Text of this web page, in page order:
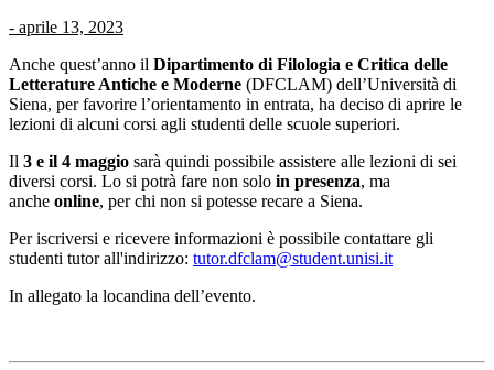
- aprile 13, 2023
Anche quest’anno il Dipartimento di Filologia e Critica delle
Letterature Antiche e Moderne (DFCLAM) dell’Università di
Siena, per favorire l’orientamento in entrata, ha deciso di aprire le
lezioni di alcuni corsi agli studenti delle scuole superiori.
Il 3 e il 4 maggio sarà quindi possibile assistere alle lezioni di sei
diversi corsi. Lo si potrà fare non solo in presenza, ma
anche online, per chi non si potesse recare a Siena.
Per iscriversi e ricevere informazioni è possibile contattare gli
studenti tutor all'indirizzo: tutor.dfclam@student.unisi.it
In allegato la locandina dell’evento.